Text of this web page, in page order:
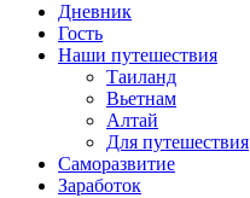
Дневник
Гость
Наши путешествия
Таиланд
Вьетнам
Алтай
Для путешествия
Саморазвитие
Заработок